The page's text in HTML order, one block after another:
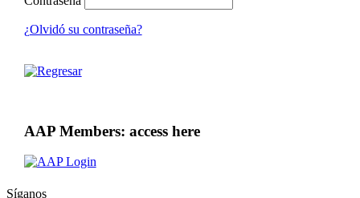
¿Olvidó su contraseña?
AAP Members: access here
Síganos